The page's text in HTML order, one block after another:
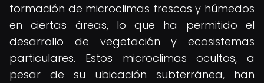
formación de microclimas frescos y húmedos
en ciertas áreas, lo que ha permitido el
desarrollo de vegetación y ecosistemas
particulares. Estos microclimas ocultos, a
pesar de su ubicación subterránea, han